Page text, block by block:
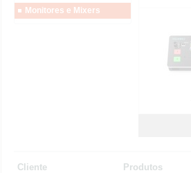
Monitores e Mixers
Cliente
Produtos